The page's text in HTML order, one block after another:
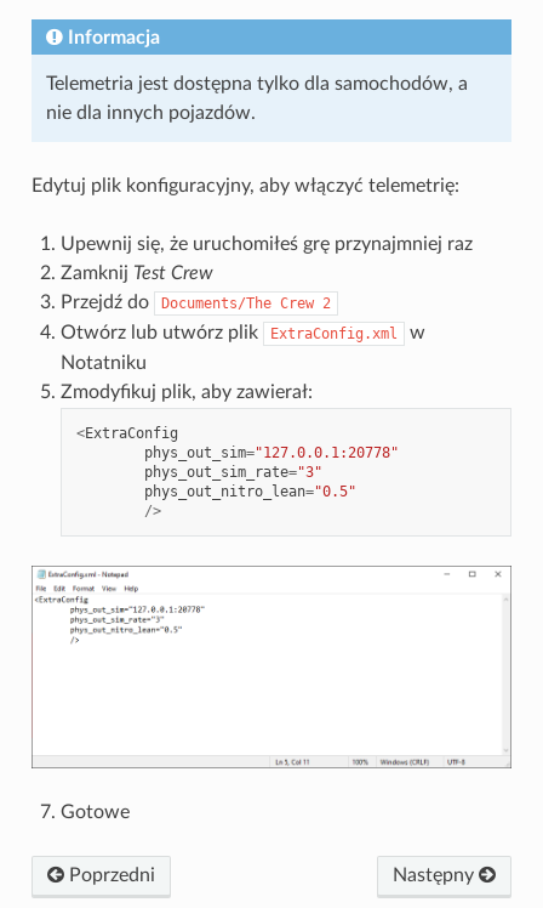
Informacja
Telemetria jest dostępna tylko dla samochodów, a
nie dla innych pojazdów.
Edytuj plik konfiguracyjny, aby włączyć telemetrię:
Upewnij się, że uruchomiłeś grę przynajmniej raz
Zamknij Test Crew
Przejdź do
Documents/The Crew 2
Otwórz lub utwórz plik ExtraConfig.xml
w
Notatniku
Zmodyfikuj plik, aby zawierał:
<ExtraConfig
phys_out_sim="127.0.0.1:20778"
phys_out_sim_rate="3"
phys_out_nitro_lean="0.5"
/>
Gotowe
Poprzedni Następny